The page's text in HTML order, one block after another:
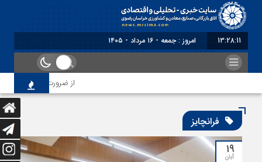
13:28:12 امروز : جمعه - ۱۶ مرداد - ۱۴۰۵
از ضرورت اصلاح
فرانچایز
۱۹
آبان